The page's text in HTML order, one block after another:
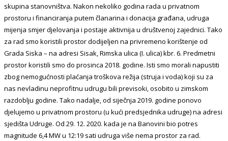
skupina stanovništva. Nakon nekoliko godina rada u privatnom
prostoru i financiranja putem članarina i donacija građana, udruga
mijenja smjer djelovanja i postaje aktivnija u društvenoj zajednici. Tako
za rad smo koristili prostor dodijeljen na privremeno korištenje od
Grada Siska – na adresi Sisak, Rimska ulica (I. ulica) kbr. 6. Predmetni
prostor koristili smo do prosinca 2018. godine. Isti smo morali napustiti
zbog nemogućnosti plaćanja troškova režija (struja i voda) koji su za
nas nevladinu neprofitnu udrugu bili previsoki, osobito u zimskom
razdoblju godine. Tako nadalje, od siječnja 2019. godine ponovo
djelujemo u privatnom prostoru (u kući predsjednika udruge) na adresi
sjedišta Udruge. Od 29. 12. 2020. kada je na Banovini bio potres
magnitude 6,4 MW u 12:19 sati udruga više nema prostor za rad.